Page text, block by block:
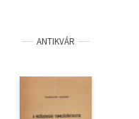
ANTIKVÁR